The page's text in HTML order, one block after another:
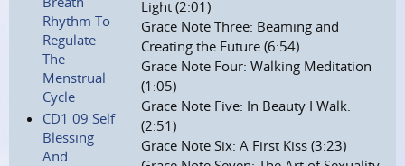
Rhythm To
Regulate
The
Menstrual
Cycle
CD1 09 Self
Blessing
And
Light (2:01)
Grace Note Three: Beaming and
Creating the Future (6:54)
Grace Note Four: Walking Meditation
(1:05)
Grace Note Five: In Beauty I Walk.
(2:51)
Grace Note Six: A First Kiss (3:23)